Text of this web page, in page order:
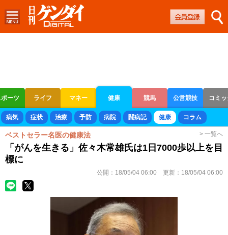
ーツ ライフ マネー 健康 競馬 公営競技 コミ
ボートレース 競輪 オートレース
病気 症状 治療 予防 病院 闘病記 健康 コラム
ベストセラー名医の健康法 > 一覧へ
「がんを生きる」佐々木常雄氏は1日7000歩以上を目
標に
公開： 18/05/04 06:00 更新： 18/05/04 06:00